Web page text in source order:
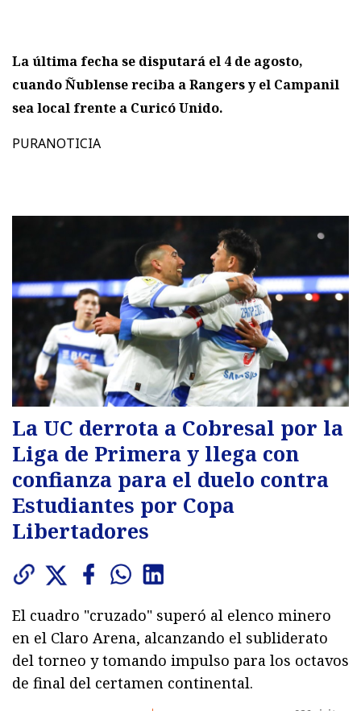
La última fecha se disputará el 4 de agosto,
cuando Ñublense reciba a Rangers y el Campanil
sea local frente a Curicó Unido.
PURANOTICIA
La UC derrota a Cobresal por la
Liga de Primera y llega con
confianza para el duelo contra
Estudiantes por Copa
Libertadores
El cuadro "cruzado" superó al elenco minero
en el Claro Arena, alcanzando el subliderato
del torneo y tomando impulso para los octavos
de final del certamen continental.